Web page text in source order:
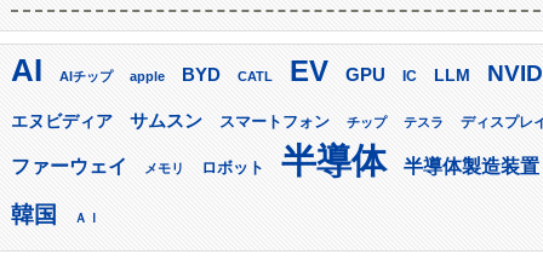
AI AIチップ apple BYD CATL EV GPU IC LLM
エヌビディア サムスン スマートフォン チップ テスラ ディスプレ
ファーウェイ メモリ ロボット 半導体 半導体製造装置
韓国 ＡＩ